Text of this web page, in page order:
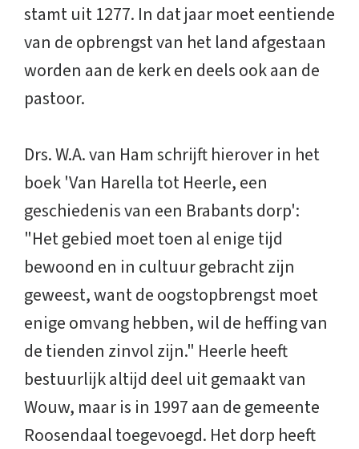
stamt uit 1277. In dat jaar moet eentiende
van de opbrengst van het land afgestaan
worden aan de kerk en deels ook aan de
pastoor.
Drs. W.A. van Ham schrijft hierover in het
boek 'Van Harella tot Heerle, een
geschiedenis van een Brabants dorp':
"Het gebied moet toen al enige tijd
bewoond en in cultuur gebracht zijn
geweest, want de oogstopbrengst moet
enige omvang hebben, wil de heffing van
de tienden zinvol zijn." Heerle heeft
bestuurlijk altijd deel uit gemaakt van
Wouw, maar is in 1997 aan de gemeente
Roosendaal toegevoegd. Het dorp heeft